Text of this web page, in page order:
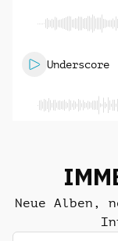
Underscore
Neue Alben,